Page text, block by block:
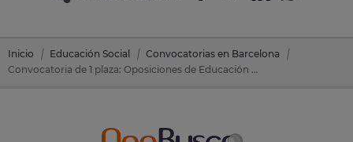
Inicio Educación Social
Convocatorias en Barcelona
Convocatoria de 1 plaza: Oposiciones de Educación Social en Riells Del Fai (Bigues I Riells) (Barcelona)